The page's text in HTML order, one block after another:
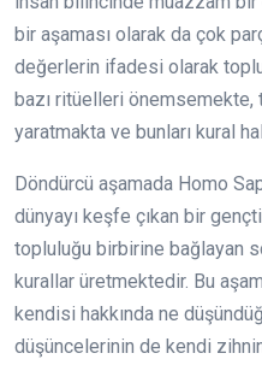
bir aşaması olarak da çok
değerlerin ifadesi olarak
bazı ritüelleri
yaratmakta ve bunları kural
Döndürcü aşamada Homo
dünyayı keşfe çıkan bir
topluluğu birbirine bağlayan
kurallar üretmektedir. Bu
kendisi hakkında ne
düşüncelerinin de kendi